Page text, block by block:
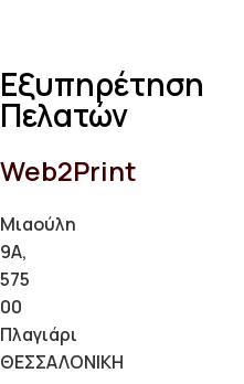
Εξυπηρέτηση
Πελατών
Web2Print
Μιαούλη
9Α,
575
00
Πλαγιάρι
ΘΕΣΣΑΛΟΝΙΚΗ